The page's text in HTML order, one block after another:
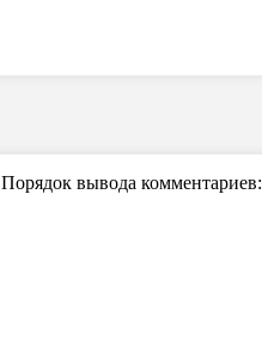
Порядок вывода комментариев: